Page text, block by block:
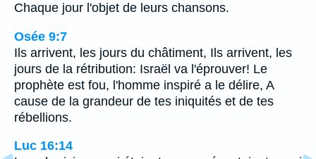
Chaque jour l'objet de leurs chansons.
Osée 9:7
Ils arrivent, les jours du châtiment, Ils arrivent, les
jours de la rétribution: Israël va l'éprouver! Le
prophète est fou, l'homme inspiré a le délire, A
cause de la grandeur de tes iniquités et de tes
rébellions.
Luc 16:14